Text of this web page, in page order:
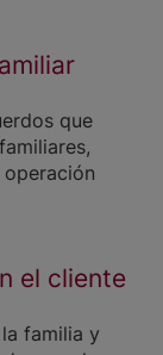
que
el cliente
familia y